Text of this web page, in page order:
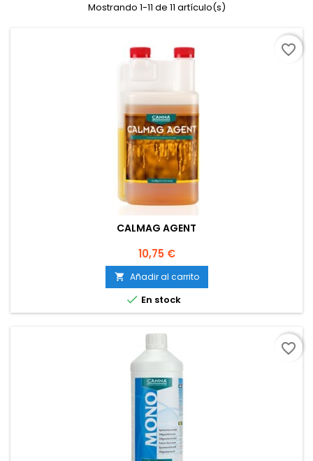
Mostrando 1-11 de 11 artículo(s)
CALMAG AGENT
Precio
10,75 €
 Añadir al carrito
 En stock
favorite_border
favorite_border